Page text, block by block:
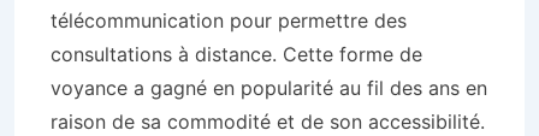
télécommunication pour permettre des
consultations à distance. Cette forme de
voyance a gagné en popularité au fil des ans en
raison de sa commodité et de son accessibilité.